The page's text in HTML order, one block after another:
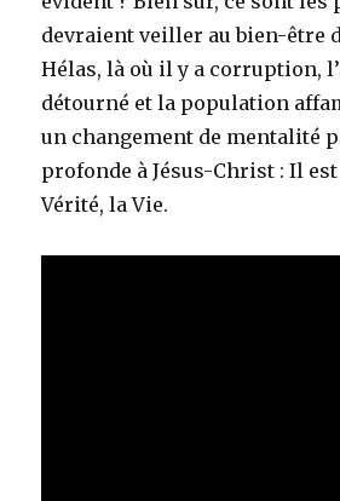
devraient veiller au bien-être
Hélas, là où il y a corruption,
détourné et la population
un changement de mentalité
profonde à Jésus-Christ : Il
Vérité, la Vie.